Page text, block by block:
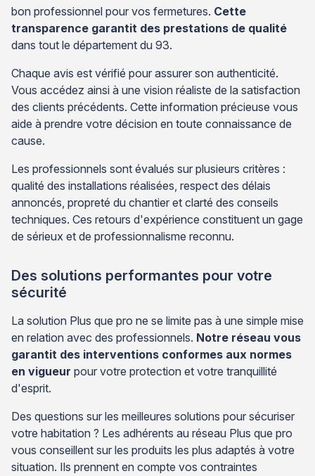
bon professionnel pour vos fermetures. Cette
transparence garantit des prestations de qualité
dans tout le département du 93.
Chaque avis est vérifié pour assurer son authenticité.
Vous accédez ainsi à une vision réaliste de la satisfaction
des clients précédents. Cette information précieuse vous
aide à prendre votre décision en toute connaissance de
cause.
Les professionnels sont évalués sur plusieurs critères :
qualité des installations réalisées, respect des délais
annoncés, propreté du chantier et clarté des conseils
techniques. Ces retours d'expérience constituent un gage
de sérieux et de professionnalisme reconnu.
Des solutions performantes pour votre
sécurité
La solution Plus que pro ne se limite pas à une simple mise
en relation avec des professionnels. Notre réseau vous
garantit des interventions conformes aux normes
en vigueur pour votre protection et votre tranquillité
d'esprit.
Des questions sur les meilleures solutions pour sécuriser
votre habitation ? Les adhérents au réseau Plus que pro
vous conseillent sur les produits les plus adaptés à votre
situation. Ils prennent en compte vos contraintes